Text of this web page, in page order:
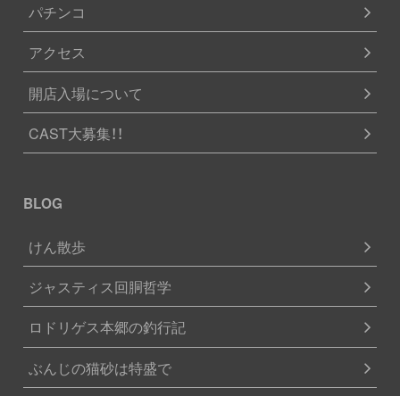
パチンコ
アクセス
開店入場について
CAST大募集！！
BLOG
けん散歩
ジャスティス回胴哲学
ロドリゲス本郷の釣行記
ぶんじの猫砂は特盛で